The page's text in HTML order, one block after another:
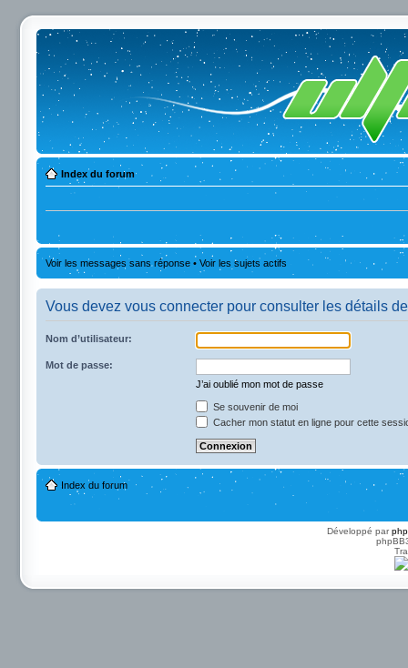
Index du forum
Voir les messages sans réponse • Voir les sujets actifs
Vous devez vous connecter pour consulter les détails
Nom d’utilisateur:
Mot de passe:
J’ai oublié mon mot de passe
Se souvenir de moi
Cacher mon statut en ligne pour cette
Index du forum
Développé par